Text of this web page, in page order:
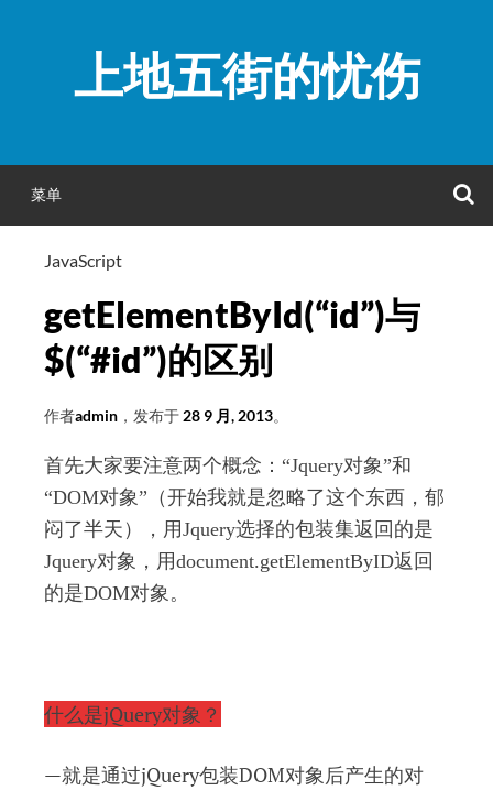
上地五街的忧伤
菜单
JavaScript
getElementById(“id”)与
$(“#id”)的区别
作者admin ，发布于 28 9 月, 2013。
首先大家要注意两个概念：“Jquery对象”和
“DOM对象”（开始我就是忽略了这个东西，郁
闷了半天）， 用Jquery选择的包装集返回的是
Jquery对象，用document.getElementByID返回
的是DOM对象。
什么是jQuery对象？
—就是通过jQuery包装DOM对象后产生的对